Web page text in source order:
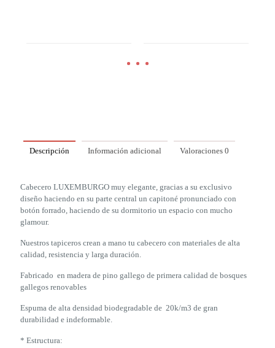
Descripción Información adicional Valoraciones 0
Cabecero LUXEMBURGO muy elegante, gracias a su exclusivo
diseño haciendo en su parte central un capitoné pronunciado con
botón forrado, haciendo de su dormitorio un espacio con mucho
glamour.
Nuestros tapiceros crean a mano tu cabecero con materiales de alta
calidad, resistencia y larga duración.
Fabricado en madera de pino gallego de primera calidad de bosques
gallegos renovables
Espuma de alta densidad biodegradable de 20k/m3 de gran
durabilidad e indeformable.
* Estructura: